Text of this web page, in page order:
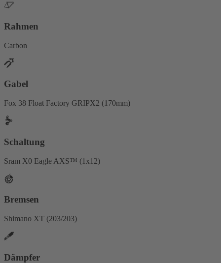
Rahmen
Carbon
Gabel
Fox 38 Float Factory GRIPX2 (170mm)
Schaltung
Sram X0 Eagle AXS™ (1x12)
Bremsen
Shimano XT (203/203)
Dämpfer